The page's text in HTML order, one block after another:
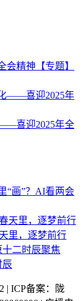
【专题】
喜迎2025年全
AI看两会
里，逐梦前行
聚焦
辰
| ICP备案：陇